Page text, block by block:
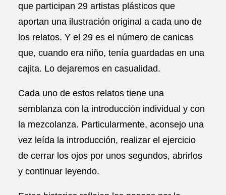
que participan 29 artistas plásticos que
aportan una ilustración original a cada uno de
los relatos. Y el 29 es el número de canicas
que, cuando era niño, tenía guardadas en una
cajita. Lo dejaremos en casualidad.
Cada uno de estos relatos tiene una
semblanza con la introducción individual y con
la mezcolanza. Particularmente, aconsejo una
vez leída la introducción, realizar el ejercicio
de cerrar los ojos por unos segundos, abrirlos
y continuar leyendo.